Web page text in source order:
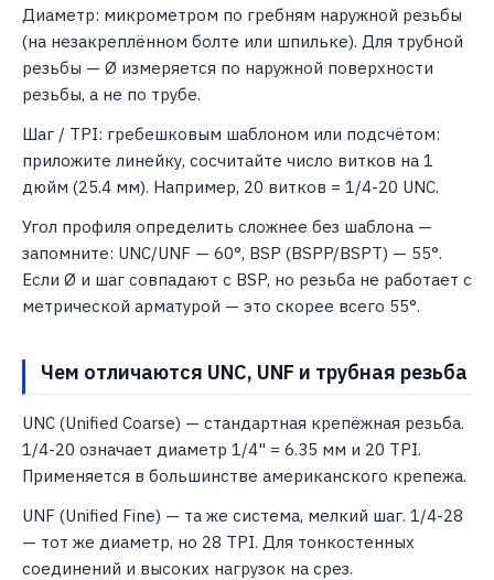
Диаметр: микрометром по гребням наружной резьбы
(на незакреплённом болте или шпильке). Для трубной
резьбы — Ø измеряется по наружной поверхности
резьбы, а не по трубе.
Шаг / TPI: гребешковым шаблоном или подсчётом:
приложите линейку, сосчитайте число витков на 1
дюйм (25.4 мм). Например, 20 витков = 1/4-20 UNC.
Угол профиля определить сложнее без шаблона —
запомните: UNC/UNF — 60°, BSP (BSPP/BSPT) — 55°.
Если Ø и шаг совпадают с BSP, но резьба не работает с
метрической арматурой — это скорее всего 55°.
Чем отличаются UNC, UNF и трубная резьба
UNC (Unified Coarse) — стандартная крепёжная резьба.
1/4-20 означает диаметр 1/4" = 6.35 мм и 20 TPI.
Применяется в большинстве американского крепежа.
UNF (Unified Fine) — та же система, мелкий шаг. 1/4-28
— тот же диаметр, но 28 TPI. Для тонкостенных
соединений и высоких нагрузок на срез.